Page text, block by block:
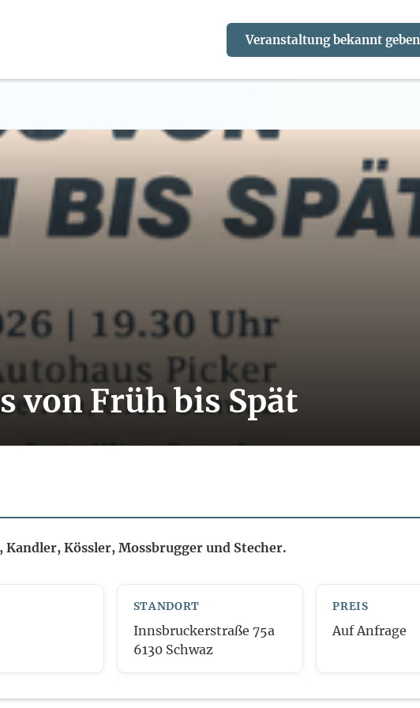
Veranstaltung bekannt geben
von Früh bis Spät
Kandler, Kössler, Mossbrugger und Stecher.
STANDORT
Innsbruckerstraße 75a
6130 Schwaz
PREIS
Auf Anfrage